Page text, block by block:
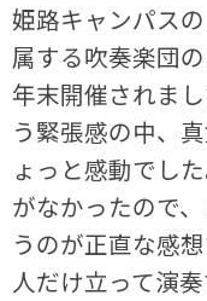
姫路キャンパス
属する吹奏楽団
年末開催されま
う緊張感の中、
ょっと感動でし
がなかったので
うのが正直な感
人だけ立って演